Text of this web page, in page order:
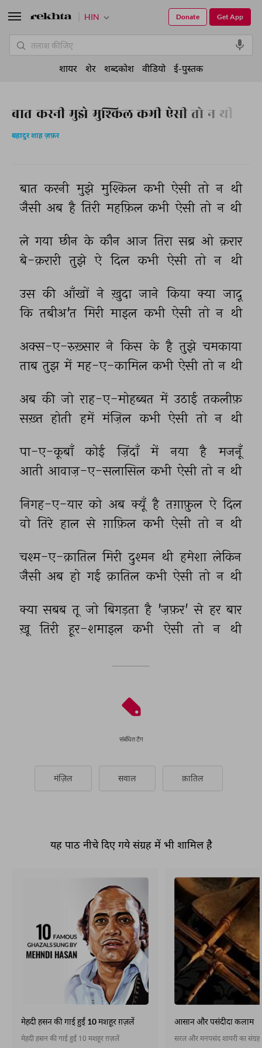
बात करनी मुझे मुश्किल कभी ऐसी तो न थी
बहादुर शाह ज़फ़र
बात करनी मुझे मुश्किल कभी ऐसी तो न थी
जैसी अब है तिरी महफ़िल कभी ऐसी तो न थी
ले गया छीन के कौन आज तिरा सब्र ओ क़रार
बे-क़रारी तुझे ऐ दिल कभी ऐसी तो न थी
उस की आँखों ने ख़ुदा जाने किया क्या जादू
कि तबीअ'त मिरी माइल कभी ऐसी तो न थी
अक्स-ए-रुख़्सार ने किस के है तुझे चमकाया
ताब तुझ में मह-ए-कामिल कभी ऐसी तो न थी
अब की जो राह-ए-मोहब्बत में उठाई तकलीफ़
सख़्त होती हमें मंज़िल कभी ऐसी तो न थी
पा-ए-कूबाँ कोई ज़िंदाँ में नया है
मजनूँ
आती आवाज़-ए-सलासिल कभी ऐसी तो न थी
निगह-ए-यार को अब क्यूँ है तग़ाफ़ुल ऐ दिल
वो तिरे हाल से ग़ाफ़िल कभी ऐसी तो न थी
चश्म-ए-क़ातिल मिरी दुश्मन थी हमेशा लेकिन
जैसी अब हो गई क़ातिल कभी ऐसी तो न थी
क्या सबब तू जो बिगड़ता है 'ज़फ़र' से हर बार
ख़ू तिरी हूर-शमाइल कभी ऐसी तो न थी
संबंधित टैग
मंज़िल सवाल क़ातिल
यह पाठ नीचे दिए गये संग्रह में भी शामिल है
मेहदी हसन की गाई हुईं 10 मशहूर ग़ज़लें
मेहदी हसन की गाई हुईं 10 मशहूर ग़ज़लें
आसान और पसंदीदा कलाम
सरल और मनपसंद शायरी का संग्रह
HIN Get App
Donate
शायर शेर शब्दकोश वीडियो ई-पुस्तक